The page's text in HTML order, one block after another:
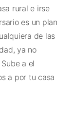
rural e irse
es un plan
de las
ya no
a el
a por tu casa